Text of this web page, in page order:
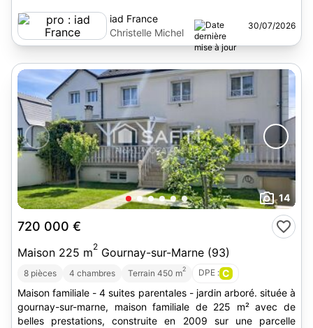
iad France
Christelle Michel
30/07/2026
14
720 000 €
Maison 225 m2 Gournay-sur-Marne (93)
8 pièces 4 chambres Terrain 450 m2 DPE : C
Maison familiale - 4 suites parentales - jardin arboré. située à
gournay-sur-marne, maison familiale de 225 m² avec de
belles prestations, construite en 2009 sur une parcelle